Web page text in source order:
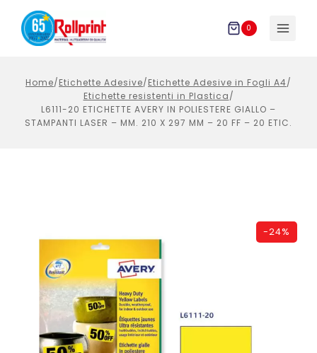
Salta
contenuto
0
Home/Etichette Adesive/Etichette Adesive in Fogli A4/
Etichette resistenti in Plastica/
L6111-20 ETICHETTE AVERY IN POLIESTERE GIALLO –
STAMPANTI LASER – MM. 210 X 297 MM – 20 FF – 20 ETIC.
-24%